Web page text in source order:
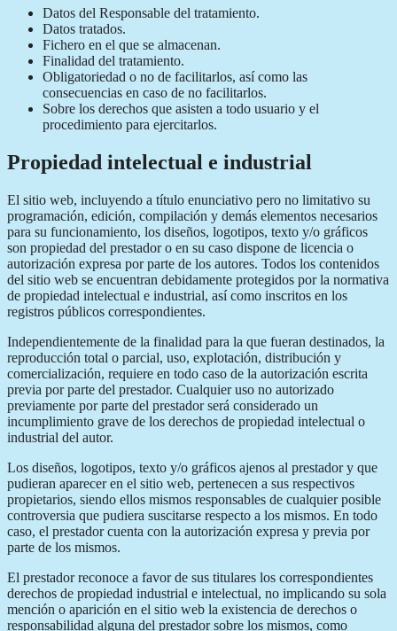
Datos del Responsable del tratamiento.
Datos tratados.
Fichero en el que se almacenan.
Finalidad del tratamiento.
Obligatoriedad o no de facilitarlos, así como las
consecuencias en caso de no facilitarlos.
Sobre los derechos que asisten a todo usuario y el
procedimiento para ejercitarlos.
Propiedad intelectual e industrial
El sitio web, incluyendo a título enunciativo pero no limitativo su
programación, edición, compilación y demás elementos necesarios
para su funcionamiento, los diseños, logotipos, texto y/o gráficos
son propiedad del prestador o en su caso dispone de licencia o
autorización expresa por parte de los autores. Todos los contenidos
del sitio web se encuentran debidamente protegidos por la normativa
de propiedad intelectual e industrial, así como inscritos en los
registros públicos correspondientes.
Independientemente de la finalidad para la que fueran destinados, la
reproducción total o parcial, uso, explotación, distribución y
comercialización, requiere en todo caso de la autorización escrita
previa por parte del prestador. Cualquier uso no autorizado
previamente por parte del prestador será considerado un
incumplimiento grave de los derechos de propiedad intelectual o
industrial del autor.
Los diseños, logotipos, texto y/o gráficos ajenos al prestador y que
pudieran aparecer en el sitio web, pertenecen a sus respectivos
propietarios, siendo ellos mismos responsables de cualquier posible
controversia que pudiera suscitarse respecto a los mismos. En todo
caso, el prestador cuenta con la autorización expresa y previa por
parte de los mismos.
El prestador reconoce a favor de sus titulares los correspondientes
derechos de propiedad industrial e intelectual, no implicando su sola
mención o aparición en el sitio web la existencia de derechos o
responsabilidad alguna del prestador sobre los mismos, como